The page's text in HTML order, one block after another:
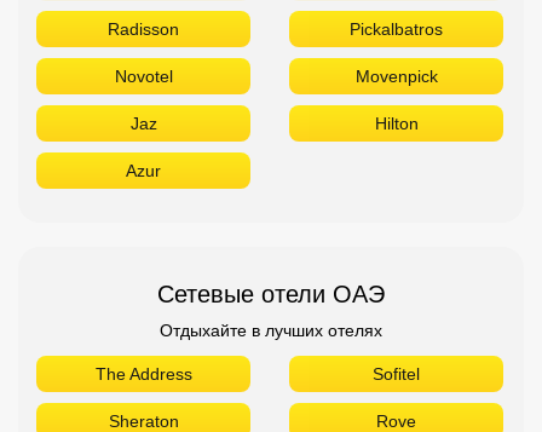
Radisson Pickalbatros
Novotel Movenpick
Jaz Hilton
Azur
Сетевые отели ОАЭ
Отдыхайте в лучших отелях
The Address Sofitel
Sheraton Rove